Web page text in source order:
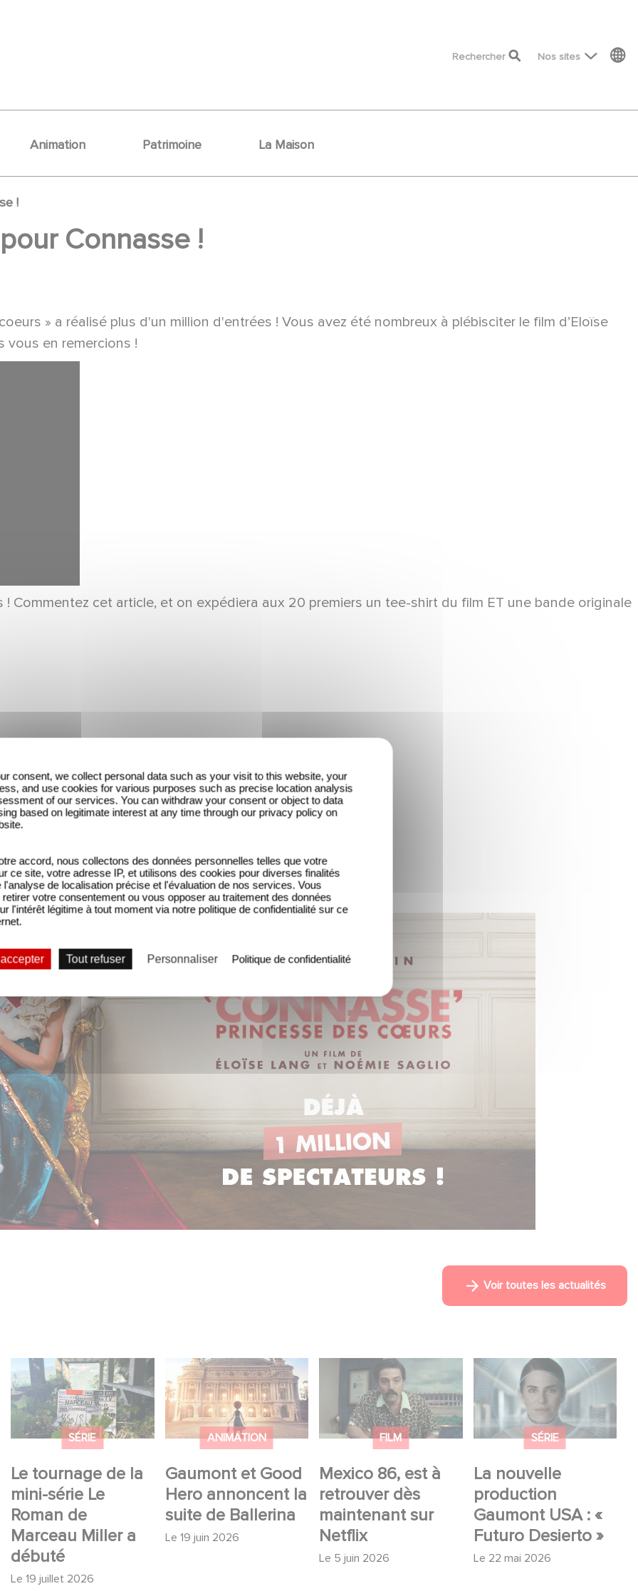
top menu
Rechercher Nos sites
Animation Patrimoine La Maison
!
Connasse !
» a réalisé plus d'un million d'entrées ! Vous avez été nombreux à plébisciter le film d’Eloïse
vous en remercions !
Commentez cet article, et on expédiera aux 20 premiers un tee-shirt du film ET une bande originale
par la:
Voir toutes les actualités
SÉRIE
Le tournage de la
mini-série Le
Roman de
Marceau Miller a
débuté
Le 19 juillet 2026
Le tournage de la
mini-série Le Roman
de Marceau Miller a
débuté
ANIMATION
Gaumont et Good
Hero annoncent la
suite de Ballerina
Le 19 juin 2026
Gaumont et Good
Hero annoncent la
suite de Ballerina
FILM
Mexico 86, est à
retrouver dès
maintenant sur
Netflix
Le 5 juin 2026
Mexico 86, est à
retrouver dès
maintenant sur Netflix
SÉRIE
La nouvelle
production
Gaumont USA : «
Futuro Desierto »
Le 22 mai 2026
La nouvelle
production Gaumont
USA : « Futuro
Desierto »
consent, we collect personal data such as your visit to this website, your
and use cookies for various purposes such as precise location analysis
of our services. You can withdraw your consent or object to data
based on legitimate interest at any time through our privacy policy on
accord, nous collectons des données personnelles telles que votre
ce site, votre adresse IP, et utilisons des cookies pour diverses finalités
l'analyse de localisation précise et l'évaluation de nos services. Vous
votre consentement ou vous opposer au traitement des données
l'intérêt légitime à tout moment via notre politique de confidentialité sur ce
Tout refuser Personnaliser Politique de confidentialité